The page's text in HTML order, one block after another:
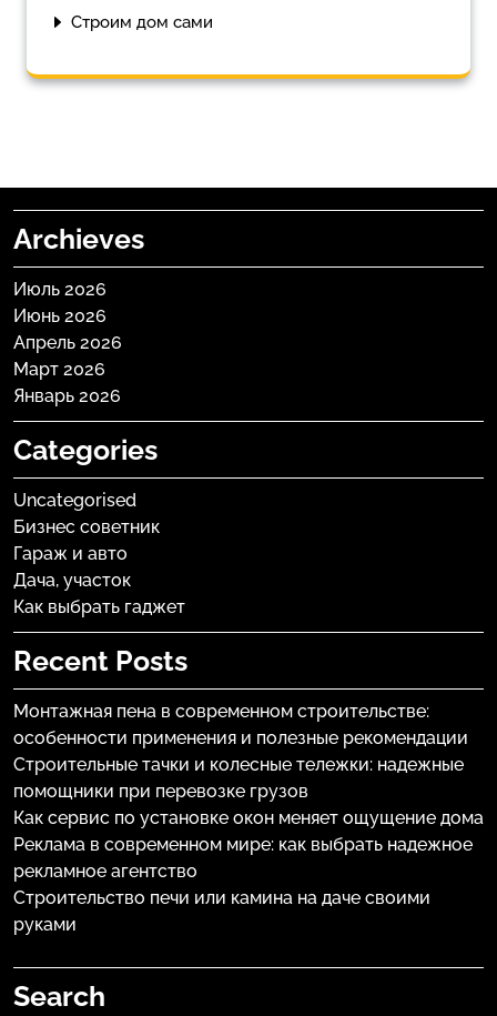
Строим дом сами
Archieves
Июль 2026
Июнь 2026
Апрель 2026
Март 2026
Январь 2026
Categories
Uncategorised
Бизнес советник
Гараж и авто
Дача, участок
Как выбрать гаджет
Recent Posts
Монтажная пена в современном строительстве:
особенности применения и полезные рекомендации
Строительные тачки и колесные тележки: надежные
помощники при перевозке грузов
Как сервис по установке окон меняет ощущение дома
Реклама в современном мире: как выбрать надежное
рекламное агентство
Строительство печи или камина на даче своими
руками
Search